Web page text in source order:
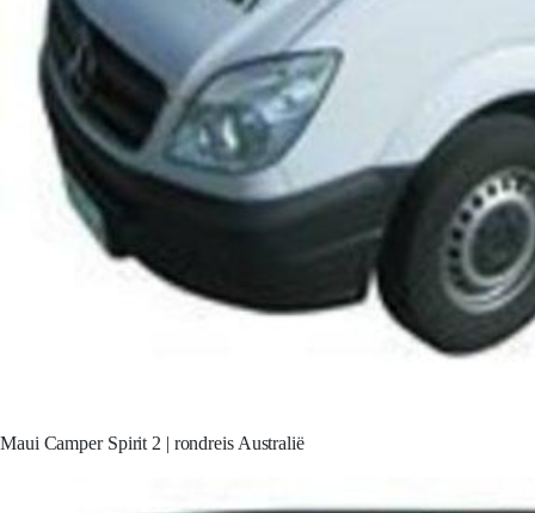
Maui Camper Spirit 2 | rondreis Australië